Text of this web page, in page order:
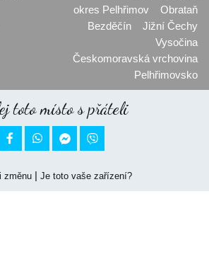
okres Pelhřimov
Obrataň
Bezděčín
Jižní Čechy
Vysočina
Českomoravská vrchovina
Pelhřimovsko
toto místo s přáteli
 
změnu| Je toto vaše zařízení?